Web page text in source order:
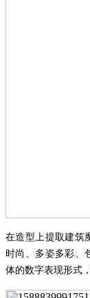
在造型上提取建筑
时尚、多姿多彩、
体的数字表现形式